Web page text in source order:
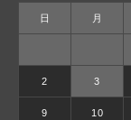
日 月
2 3
9 10